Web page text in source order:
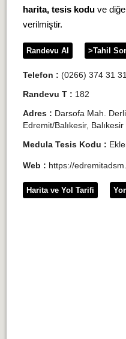
harita, tesis koduve
verilmiştir.
Randevu Al >Tahil
Telefon : (0266) 374 31 31
Randevu T : 182
Adres : Darsofa Mah.
Edremit/Balıkesir, Balıkesir
Medula Tesis Kodu :
Web : https://
Harita ve Yol Tarifi